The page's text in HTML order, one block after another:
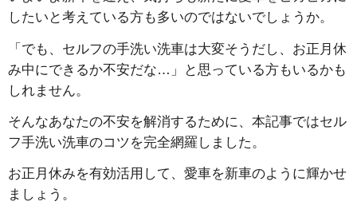
したいと考えている方も多いのではないでしょうか。
「でも、セルフの手洗い洗車は大変そうだし、お正月休
み中にできるか不安だな…」と思っている方もいるかも
しれません。
そんなあなたの不安を解消するために、本記事ではセル
フ手洗い洗車のコツを完全網羅しました。
お正月休みを有効活用して、愛車を新車のように輝かせ
ましょう。